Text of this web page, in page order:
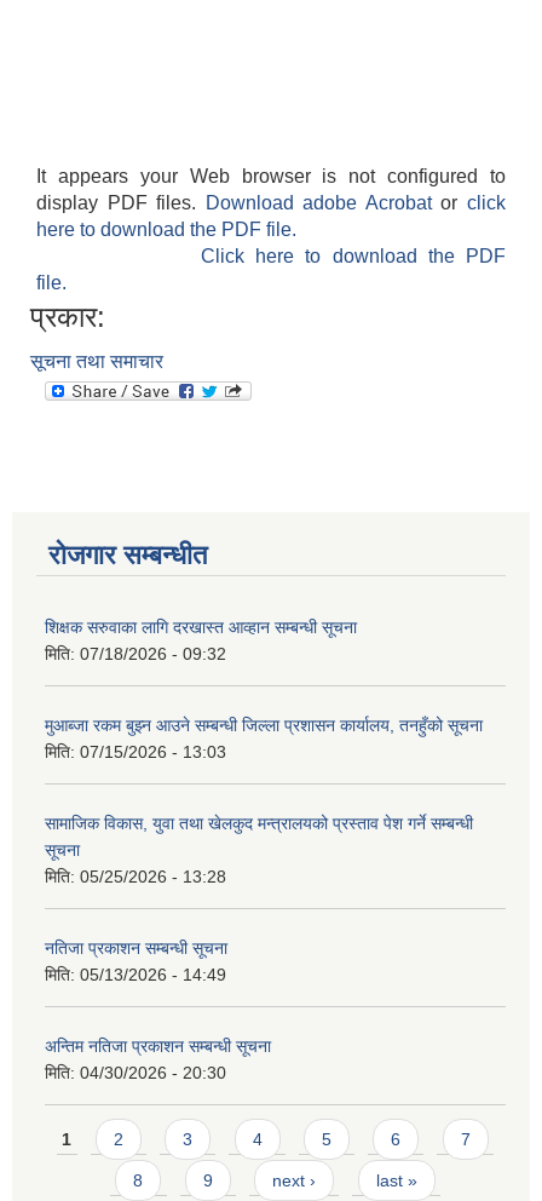
It appears your Web browser is not configured to
display PDF files.
Download adobe Acrobatorclick
here to download the PDF file.
Click here to download the PDF
file.
प्रकार:
सूचना तथा समाचार
रोजगार सम्बन्धीत
शिक्षक सरुवाका लागि दरखास्त आव्हान सम्बन्धी सूचना
मिति: 07/18/2026 - 09:32
मुआब्जा रकम बुझ्न आउने सम्बन्धी जिल्ला प्रशासन कार्यालय, तनहुँको सूचना
मिति: 07/15/2026 - 13:03
सामाजिक विकास, युवा तथा खेलकुद मन्त्रालयको प्रस्ताव पेश गर्ने सम्बन्धी
सूचना
मिति: 05/25/2026 - 13:28
नतिजा प्रकाशन सम्बन्धी सूचना
मिति: 05/13/2026 - 14:49
अन्तिम नतिजा प्रकाशन सम्बन्धी सूचना
मिति: 04/30/2026 - 20:30
Pages
1 2 3 4 5 6 7
8 9 next › last »